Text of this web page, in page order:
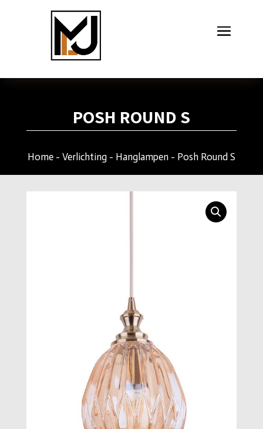
POSH ROUND S
Home- Verlichting- Hanglampen- Posh Round S